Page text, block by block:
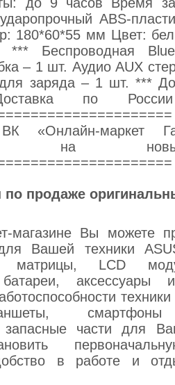
ABS-
180*60*55 мм Цвет:
Беспроводная
– 1 шт. Аудио AUX
заряда – 1 шт. ***
по
«Онлайн-маркет
на
по продаже
магазине Вы можете
Вашей техники
матрицы, LCD
батареи,
смартфоны
части для
в работе и